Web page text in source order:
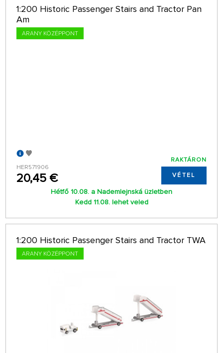
1:200 Historic Passenger Stairs and Tractor Pan
Am
ARANY KÖZÉPPONT
HER571906
20,45 €
RAKTÁRON
VÉTEL
Hétfő 10.08. a Nademlejnská üzletben
Kedd 11.08. lehet veled
1:200 Historic Passenger Stairs and Tractor TWA
ARANY KÖZÉPPONT